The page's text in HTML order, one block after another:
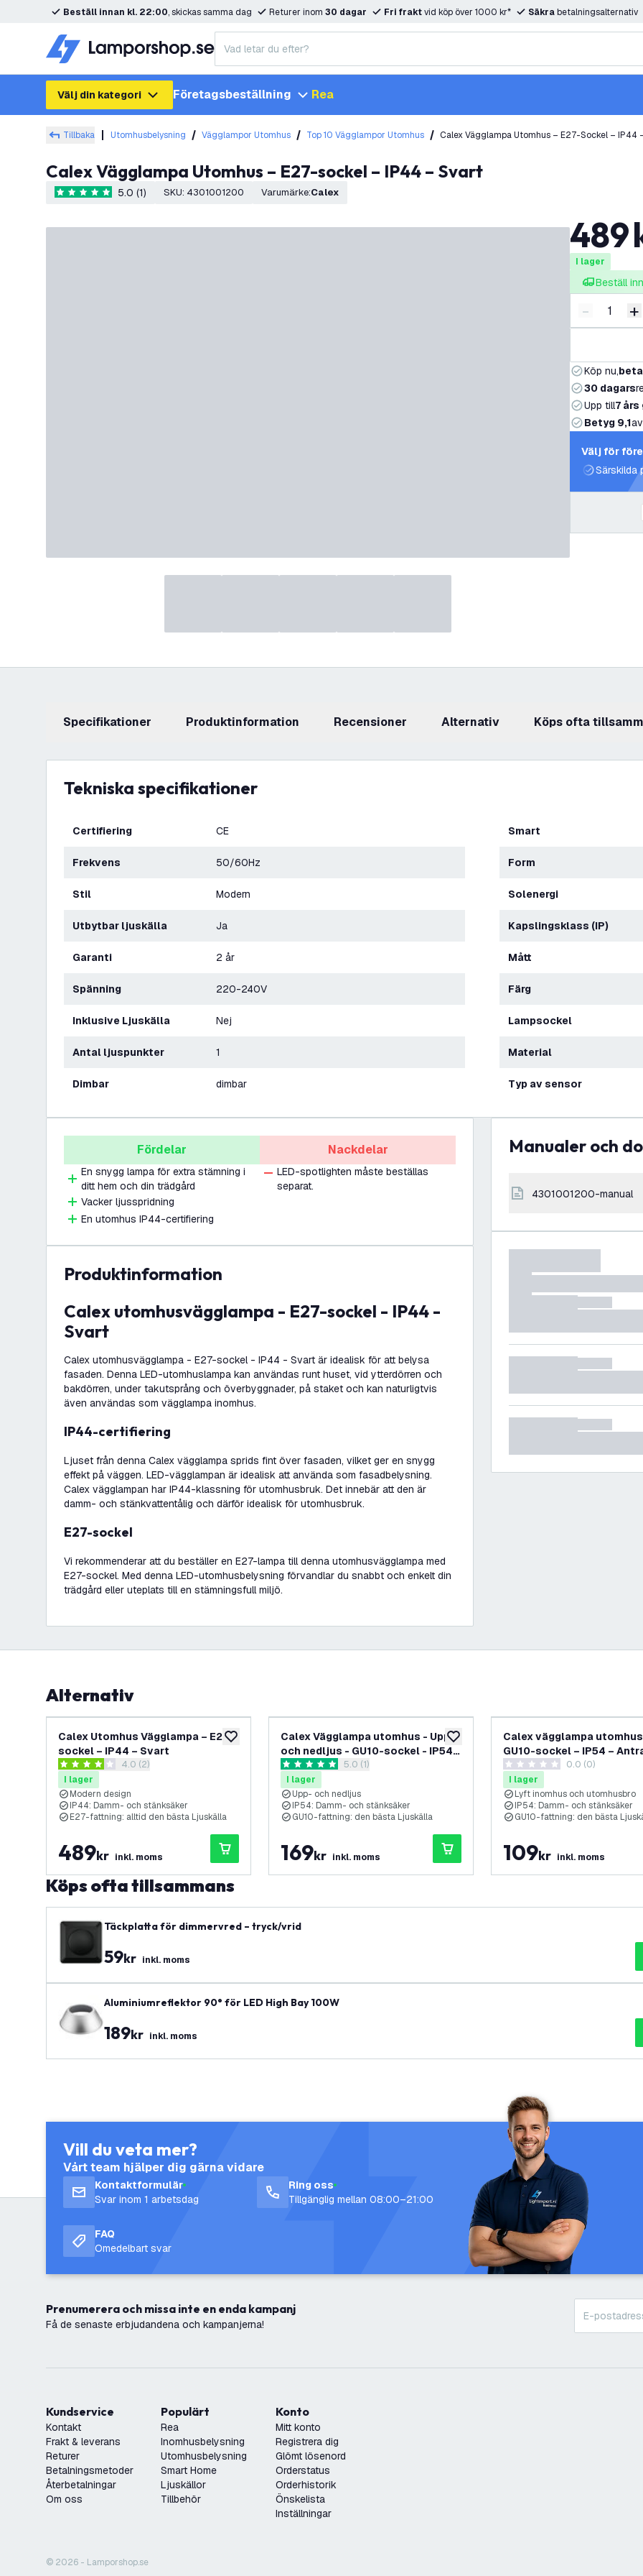
Beställ innan kl. 22:00, skickas samma dag Returer inom 30 dagar Fri fraktvid köp över 1000 kr* Säkrabetalningsalternativ
Välj din kategori Företagsbeställning Rea
Tillbaka Utomhusbelysning Vägglampor Utomhus Top 10 Vägglampor Utomhus Calex Vägglampa Utomhus – E27-Sockel – IP44
Calex Vägglampa Utomhus – E27-sockel – IP44 – Svart
5 stjärnbetyg 5.0 (1) SKU: 4301001200 Varumärke: Calex
489
I lager
Beställ
Minska
- +
Köp nu,
30 dagars
Upp till7
Betyg 9,1av
Välj för
Särskilda
Specifikationer produktinformation recensioner Alternativ Köps ofta
Tekniska specifikationer
Certifiering CE
Frekvens 50/60Hz
Stil Modern
Utbytbar ljuskälla Ja
Garanti 2 år
Spänning 220-240V
Inklusive Ljuskälla Nej
Antal ljuspunkter 1
Dimbar dimbar
Smart
Form
Solenergi
Kapslingsklass (IP)
Mått
Färg
Lampsockel
Material
Typ av sensor
Fördelar
En snygg lampa för extra stämning i
ditt hem och din trädgård
Vacker ljusspridning
En utomhus IP44-certifiering
Nackdelar
LED-spotlighten måste beställas
separat.
produktinformation
Calex utomhusvägglampa - E27-sockel - IP44 -
Svart
Calex utomhusvägglampa - E27-sockel - IP44 - Svart är idealisk för att belysa
fasaden. Denna LED-utomhuslampa kan användas runt huset, vid ytterdörren och
bakdörren, under takutsprång och överbyggnader, på staket och kan naturligtvis
även användas som vägglampa inomhus.
IP44-certifiering
Ljuset från denna Calex vägglampa sprids fint över fasaden, vilket ger en snygg
effekt på väggen. LED-vägglampan är idealisk att använda som fasadbelysning.
Calex vägglampan har IP44-klassning för utomhusbruk. Det innebär att den är
damm- och stänkvattentålig och därför idealisk för utomhusbruk.
E27-sockel
Vi rekommenderar att du beställer en E27-lampa till denna utomhusvägglampa med
E27-sockel. Med denna LED-utomhusbelysning förvandlar du snabbt och enkelt din
trädgård eller uteplats till en stämningsfull miljö.
Manualer och
4301001200-manual
Alternativ
lägg till i önskelistan
Calex Utomhus Vägglampa – E27-
sockel – IP44 – Svart
öppna recensionspanel
4 stjärnbetyg 4.0 (2)
I lager
Modern design
IP44: Damm- och stänksäker
E27-fattning: alltid den bästa Ljuskälla
489kr inkl. moms
lägg till i önskelistan
Calex Vägglampa utomhus - Upp-
och nedljus - GU10-sockel - IP54 -
Svart
öppna recensionspanel
5 stjärnbetyg 5.0 (1)
I lager
Upp- och nedljus
IP54: Damm- och stänksäker
GU10-fattning: den bästa Ljuskälla
169kr inkl. moms
Calex vägglampa
GU10-sockel – IP54 –
0 stjärnbetyg 0.0 (0)
I lager
Lyft inomhus och utomhusbro
IP54: Damm- och stänksäker
GU10-fattning: den bästa
109kr inkl. moms
Köps ofta tillsammans
Täckplatta för dimmervred – tryck/vrid
59kr inkl. moms
Aluminiumreflektor 90° för LED High Bay 100W
189kr inkl. moms
Vill du veta mer?
Vårt team hjälper dig gärna vidare
Kontaktformulär
Svar inom 1 arbetsdag
Ring oss
Tillgänglig mellan 08:00–21:00
FAQ
Omedelbart svar
Prenumerera och missa inte en enda kampanj
Få de senaste erbjudandena och kampanjerna!
Kundservice
Kontakt
Frakt & leverans
Returer
Betalningsmetoder
Återbetalningar
Om oss
Populärt
Rea
Inomhusbelysning
Utomhusbelysning
Smart Home
Ljuskällor
Tillbehör
Konto
Mitt konto
Registrera dig
Glömt lösenord
Orderstatus
Orderhistorik
Önskelista
Inställningar
© 2026 - Lamporshop.se